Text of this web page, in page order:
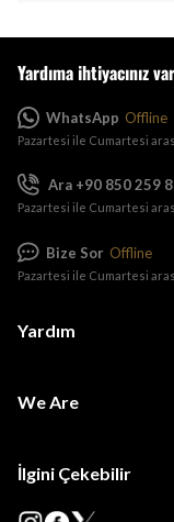
Yardım
We Are
İlgini Çekebilir
Yardıma ihtiyacınız
WhatsApp Offline
Pazartesi ile Cumartesi
Ara +90 850 259
Pazartesi ile Cumartesi
Bize Sor Offline
Pazartesi ile Cumartesi